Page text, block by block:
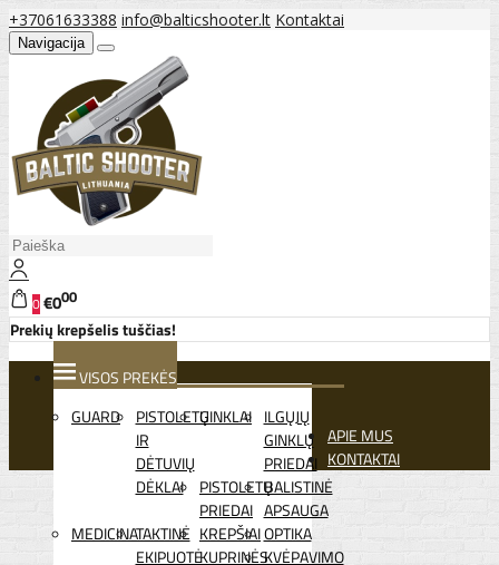
+37061633388 info@balticshooter.lt Kontaktai
Navigacija
0€000
Prekių krepšelis tuščias!
VISOS PREKĖS
GUARD
PISTOLETŲ
IR
DĖTUVIŲ
DĖKLAI
GINKLAI ILGŲJŲ
GINKLŲ
PRIEDAI
PISTOLETŲ
PRIEDAI
BALISTINĖ
APSAUGA
MEDICINATAKTINĖ
EKIPUOTĖ
KREPŠIAI
KUPRINĖS
OPTIKA
KVĖPAVIMO
APIE MUS
KONTAKTAI